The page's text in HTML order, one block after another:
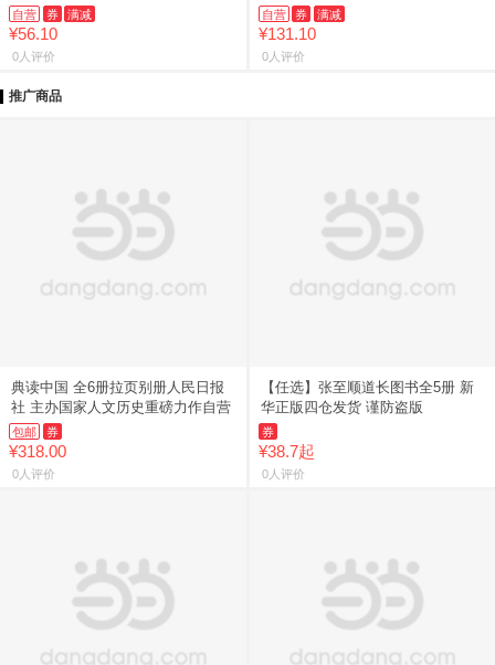
著
自营 券 满减
¥56.10
0人评价
经典再版，曾作为国礼赠送的新一
代？“传家之书”）
自营 券 满减
¥131.10
0人评价
推广商品
典读中国 全6册拉页别册人民日报
社 主办国家人文历史重磅力作自营
包邮 券
¥318.00
0人评价
【任选】张至顺道长图书全5册 新
华正版四仓发货 谨防盗版
券
¥38.7起
0人评价